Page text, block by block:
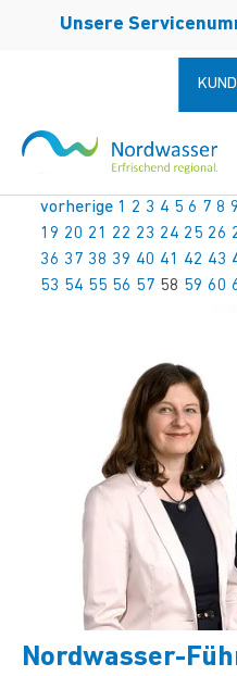
Unsere
vorherige 1 2 3 4 5 6 7 8 9
19 20 21 22 23 24 25 26
36 37 38 39 40 41 42 43
53 54 55 56 57 58 59 60
Nordwasser-